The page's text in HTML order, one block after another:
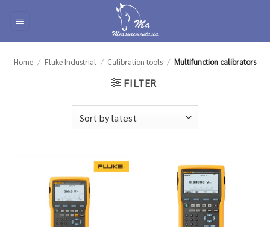
Home / Fluke Industrial / Calibration tools / Multifunction calibrators
FILTER